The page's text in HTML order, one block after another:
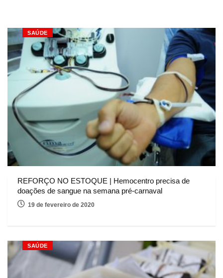
SAÚDE
REFORÇO NO ESTOQUE | ​Hemocentro precisa de
doações de sangue na semana pré-carnaval
19 de fevereiro de 2020
SAÚDE